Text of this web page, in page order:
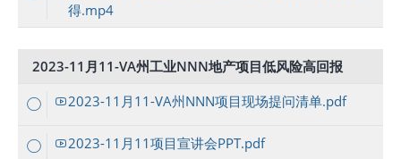
得.mp4
2023-11月11-VA州工业NNN地产项目低风险高回报
2023-11月11-VA州NNN项目现场提问清单.pdf
2023-11月11项目宣讲会PPT.pdf